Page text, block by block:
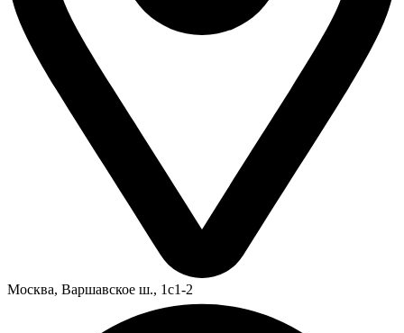
Москва, Варшавское ш., 1с1-2